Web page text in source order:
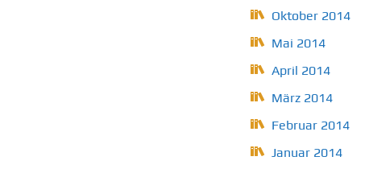
Oktober 2014
Mai 2014
April 2014
März 2014
Februar 2014
Januar 2014